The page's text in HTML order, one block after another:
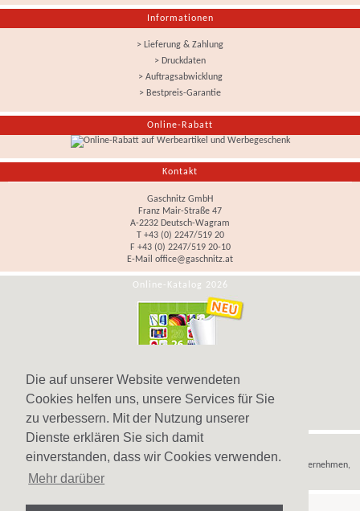
Die auf unserer Website verwendeten
Cookies helfen uns, unsere Services für Sie
zu verbessern. Mit der Nutzung unserer
Dienste erklären Sie sich damit
einverstanden, dass wir Cookies verwenden.
Mehr darüber
Informationen
> Lieferung & Zahlung
> Druckdaten
> Auftragsabwicklung
> Bestpreis-Garantie
Online-Rabatt
Kontakt
Gaschnitz GmbH
Franz Mair-Straße 47
A-2232 Deutsch-Wagram
T +43 (0) 2247/519 20
F +43 (0) 2247/519 20-10
E-Mail office@gaschnitz.at
Online-Katalog 2026
Hinweis
Werbeartikel
nur an Unternehmen,